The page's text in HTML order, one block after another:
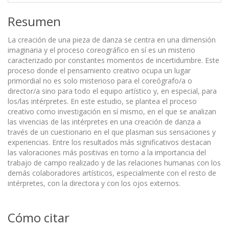
Resumen
La creación de una pieza de danza se centra en una dimensión
imaginaria y el proceso coreográfico en sí es un misterio
caracterizado por constantes momentos de incertidumbre. Este
proceso donde el pensamiento creativo ocupa un lugar
primordial no es solo misterioso para el coreógrafo/a o
director/a sino para todo el equipo artístico y, en especial, para
los/las intérpretes. En este estudio, se plantea el proceso
creativo como investigación en sí mismo, en el que se analizan
las vivencias de las intérpretes en una creación de danza a
través de un cuestionario en el que plasman sus sensaciones y
experiencias. Entre los resultados más significativos destacan
las valoraciones más positivas en torno a la importancia del
trabajo de campo realizado y de las relaciones humanas con los
demás colaboradores artísticos, especialmente con el resto de
intérpretes, con la directora y con los ojos externos.
Cómo citar